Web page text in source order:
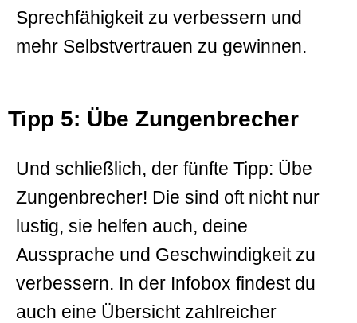
Sprechfähigkeit zu verbessern und
mehr Selbstvertrauen zu gewinnen.
Tipp 5: Übe Zungenbrecher
Und schließlich, der fünfte Tipp: Übe
Zungenbrecher! Die sind oft nicht nur
lustig, sie helfen auch, deine
Aussprache und Geschwindigkeit zu
verbessern. In der Infobox findest du
auch eine Übersicht zahlreicher